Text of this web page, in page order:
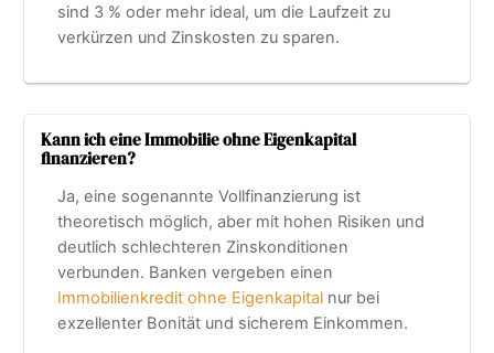
sind 3 % oder mehr ideal, um die Laufzeit zu
verkürzen und Zinskosten zu sparen.
Kann ich eine Immobilie ohne Eigenkapital
finanzieren?
Ja, eine sogenannte Vollfinanzierung ist
theoretisch möglich, aber mit hohen Risiken und
deutlich schlechteren Zinskonditionen
verbunden. Banken vergeben einen
Immobilienkredit ohne Eigenkapitalnur bei
exzellenter Bonität und sicherem Einkommen.